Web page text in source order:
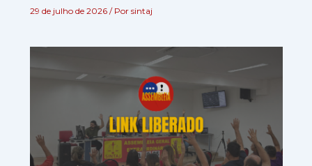
29 de julho de 2026 / Por sintaj